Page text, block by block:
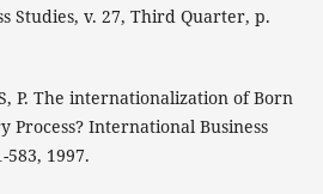
Studies, v. 27, Third Quarter, p.
P. The internationalization of Born
Process? International Business
583, 1997.